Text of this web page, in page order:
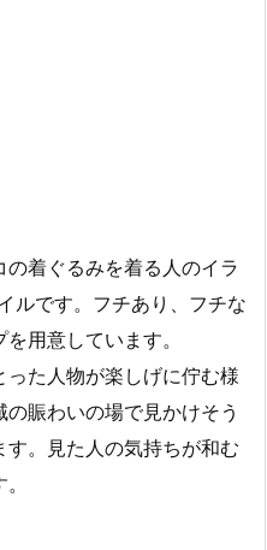
着ぐるみを着る人のイラ
ルです。フチあり、フチな
用意しています。
た人物が楽しげに佇む様
賑わいの場で見かけそう
。見た人の気持ちが和む